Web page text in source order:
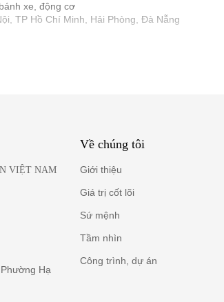
xe, động cơ
TP Hồ Chí Minh, Hải Phòng, Đà Nẵng
VIỆT NAM
Hạ
Về chúng tôi
Giới thiệu
Giá trị cốt lõi
Sứ mệnh
Tầm nhìn
Công trình, dự án